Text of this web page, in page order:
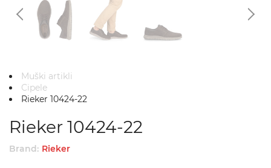
Muški artikli
Cipele
Rieker 10424-22
Rieker 10424-22
Brand: Rieker